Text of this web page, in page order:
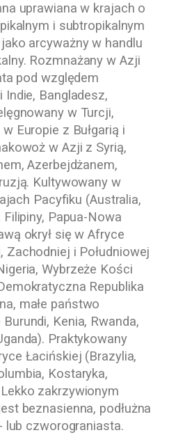
uprawiana w krajach o
i subtropikalnym
arcyważny w handlu
Rozmnażany w Azji
pod względem
Indie, Bangladesz,
w Turcji,
Europie z Bułgarią i
w Azji z Syrią,
Azerbejdżanem,
Kultywowany w
Pacyfiku (Australia,
Papua-Nowa
okrył się w Afryce
Zachodniej i Południowej
Wybrzeże Kości
Republika
małe państwo
Kenia, Rwanda,
Praktykowany
Łacińskiej (Brazylia,
Kostaryka,
zakrzywionym
beznasienna, podłużna
lub czworograniasta.